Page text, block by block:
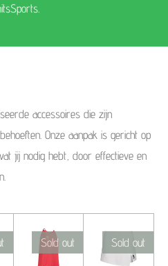
accessoires die zijn
Onze aanpak is gericht op
jij nodig hebt, door effectieve en
Sold out Sold out